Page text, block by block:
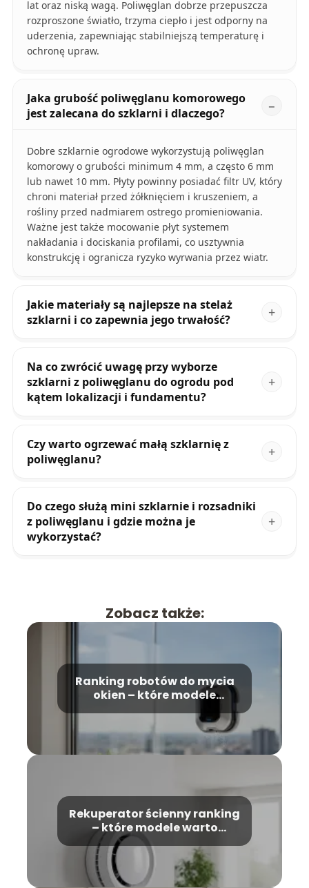
lat oraz niską wagą. Poliwęglan dobrze przepuszcza
rozproszone światło, trzyma ciepło i jest odporny na
uderzenia, zapewniając stabilniejszą temperaturę i
ochronę upraw.
Jaka grubość poliwęglanu komorowego
jest zalecana do szklarni i dlaczego?
Dobre szklarnie ogrodowe wykorzystują poliwęglan
komorowy o grubości minimum 4 mm, a często 6 mm
lub nawet 10 mm. Płyty powinny posiadać filtr UV, który
chroni materiał przed żółknięciem i kruszeniem, a
rośliny przed nadmiarem ostrego promieniowania.
Ważne jest także mocowanie płyt systemem
nakładania i dociskania profilami, co usztywnia
konstrukcję i ogranicza ryzyko wyrwania przez wiatr.
Jakie materiały są najlepsze na stelaż
szklarni i co zapewnia jego trwałość?
Na co zwrócić uwagę przy wyborze
szklarni z poliwęglanu do ogrodu pod
kątem lokalizacji i fundamentu?
Czy warto ogrzewać małą szklarnię z
poliwęglanu?
Do czego służą mini szklarnie i rozsadniki
z poliwęglanu i gdzie można je
wykorzystać?
Zobacz także:
Ranking robotów do mycia
okien – które modele
Rekuperator ścienny ranking
– które modele warto
wybrać?